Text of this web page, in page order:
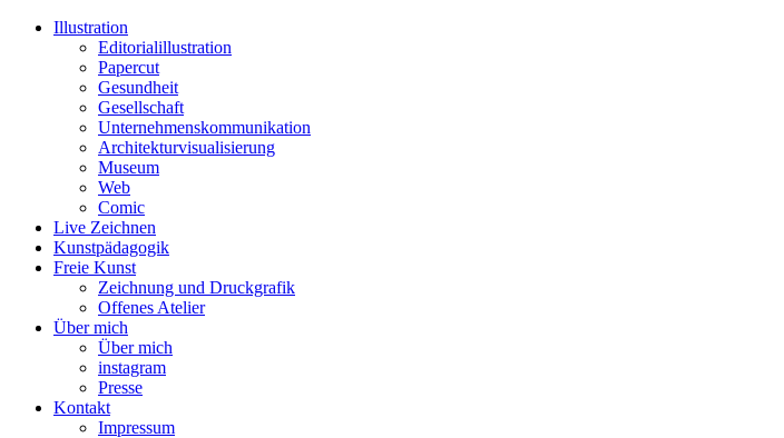
Illustration
Editorialillustration
Papercut
Gesundheit
Gesellschaft
Unternehmenskommunikation
Architekturvisualisierung
Museum
Web
Comic
Live Zeichnen
Kunstpädagogik
Freie Kunst
Zeichnung und Druckgrafik
Offenes Atelier
Über mich
Über mich
instagram
Presse
Kontakt
Impressum